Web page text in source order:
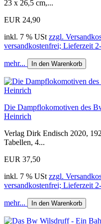
23 x 26,5 cm,...
EUR 24,90
inkl. 7 % USt zzgl.
versandkostenfrei; Lieferzeit
mehr... In den Warenkorb
Die Dampflokomotiven des
Heinrich
Verlag Dirk Endisch 2020,
Tabellen, 4...
EUR 37,50
inkl. 7 % USt zzgl.
versandkostenfrei; Lieferzeit
mehr... In den Warenkorb